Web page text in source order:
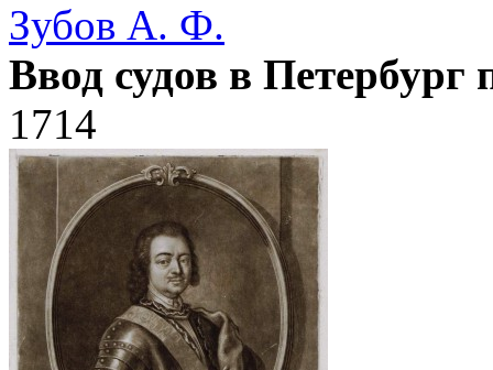
Зубов А. Ф.
Ввод судов в Петербург
1714